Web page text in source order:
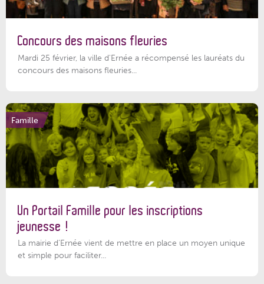
Concours des maisons fleuries
Mardi 25 février, la ville d'Ernée a récompensé les lauréats du
concours des maisons fleuries...
Famille
Un Portail Famille pour les inscriptions
jeunesse !
La mairie d’Ernée vient de mettre en place un moyen unique
et simple pour faciliter...